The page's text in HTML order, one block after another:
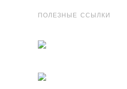
ПОЛЕЗНЫЕ ССЫЛКИ